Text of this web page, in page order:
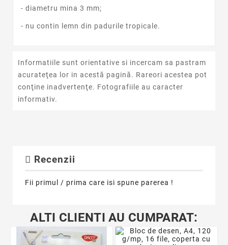
- diametru mina 3 mm;
- nu contin lemn din padurile tropicale.
Informatiile sunt orientative si incercam sa pastram
acurateţea lor in acestă pagină. Rareori acestea pot
conţine inadvertenţe. Fotografiile au caracter
informativ.
Recenzii
Fii primul / prima care isi spune parerea !
ALTI CLIENTI AU CUMPARAT: